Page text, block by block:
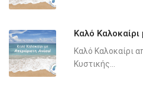
Καλό
Καλό Καλοκαίρι
Κυστικής...